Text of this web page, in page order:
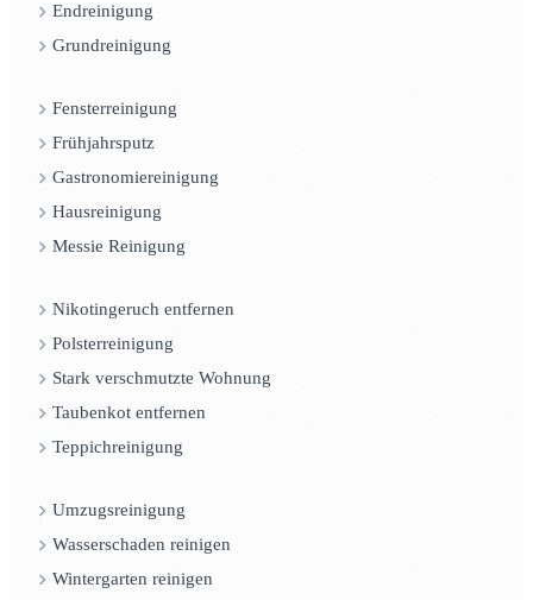
Endreinigung
Grundreinigung
Fensterreinigung
Frühjahrsputz
Gastronomiereinigung
Hausreinigung
Messie Reinigung
Nikotingeruch entfernen
Polsterreinigung
Stark verschmutzte Wohnung
Taubenkot entfernen
Teppichreinigung
Umzugsreinigung
Wasserschaden reinigen
Wintergarten reinigen